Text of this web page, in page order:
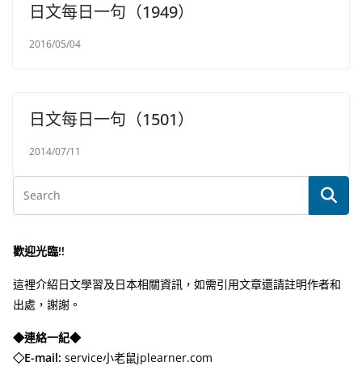
日文每日一句（1949）
2016/05/04
日文每日一句（1501）
2014/07/11
歡迎光臨!!
這裡介紹日文學習及日本相關資訊，如需引用文章還請註明作者和
出處，謝謝。
◆連絡一紀◆
◇E-mail: service小老鼠jplearner.com